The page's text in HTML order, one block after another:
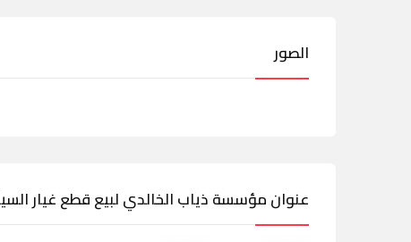
الصور
عنوان مؤسسة ذياب الخالدي لبيع قطع غيار